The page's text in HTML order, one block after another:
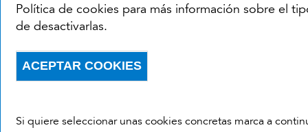
Política de cookies para más información sobre el
de desactivarlas.
Si quiere seleccionar unas cookies concretas marca a
ACEPTAR COOKIES